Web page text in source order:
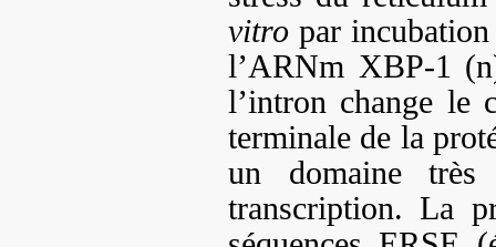
vitro par
l’ARNm XBP-1
l’intron change le
terminale de la
un domaine
transcription. La